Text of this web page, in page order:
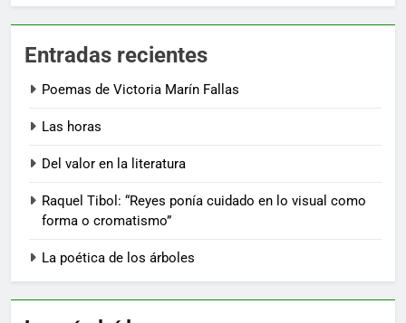
Entradas recientes
Poemas de Victoria Marín Fallas
Las horas
Del valor en la literatura
Raquel Tibol: “Reyes ponía cuidado en lo visual como
forma o cromatismo”
La poética de los árboles